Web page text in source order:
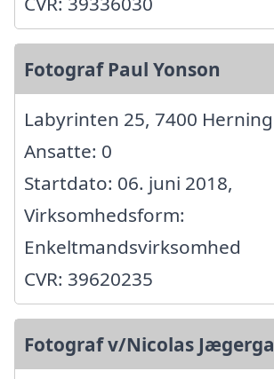
Fotograf Paul Yonson
Labyrinten 25, 7400 Herning
Ansatte: 0
Startdato: 06. juni 2018,
Virksomhedsform:
Enkeltmandsvirksomhed
CVR: 39620235
Fotograf v/Nicolas